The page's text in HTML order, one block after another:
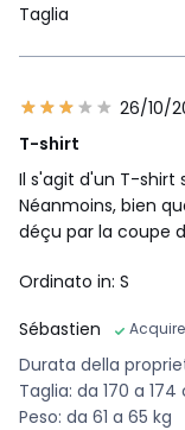
Taglia
26/10/
T-shirt
Il s'agit d'un T-shirt
Néanmoins, bien
déçu par la coupe
Ordinato in: S
Sébastien
Durata della
Taglia: da 170 a 174
Peso: da 61 a 65 kg